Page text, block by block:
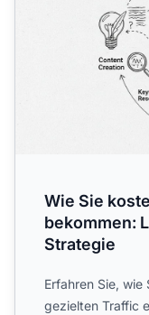
Wie Sie
bekommen:
Strategie
Erfahren Sie, wie
gezielten Traffic